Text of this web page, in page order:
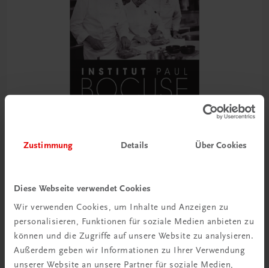
Zustimmung Details Über Cookies
Diese Webseite verwendet Cookies
Wir verwenden Cookies, um Inhalte und Anzeigen zu
personalisieren, Funktionen für soziale Medien anbieten zu
können und die Zugriffe auf unsere Website zu analysieren.
Außerdem geben wir Informationen zu Ihrer Verwendung
unserer Website an unsere Partner für soziale Medien,
Die Hohe Schule des Kochens
Institut Paul Bocuse. Grundlagen, Techniken, Rezepte
€ 51,40